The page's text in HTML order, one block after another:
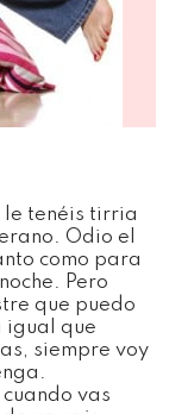
le tenéis tirria
Odio el
como para
Pero
que puedo
igual que
siempre voy
vas